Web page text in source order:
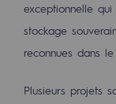
Qu'est-
exceptionnelle
stockage
reconnues dans
Plusieurs projets